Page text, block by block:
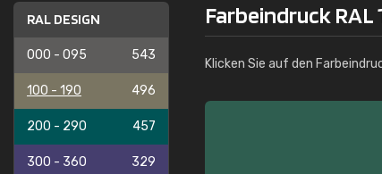
RAL DESIGN
000 - 095 543
100 - 190 496
200 - 290 457
300 - 360 329
Farbeindruck
Klicken Sie auf den